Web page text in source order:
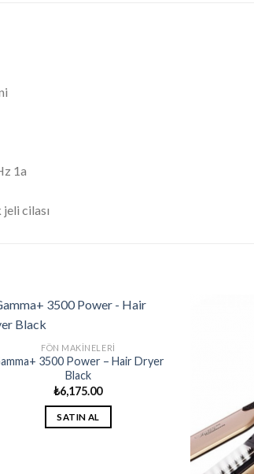
1a
cilası
FÖN MAKINELERI
3500 Power – Hair Dryer
Black
₺6,175.00
SATIN AL